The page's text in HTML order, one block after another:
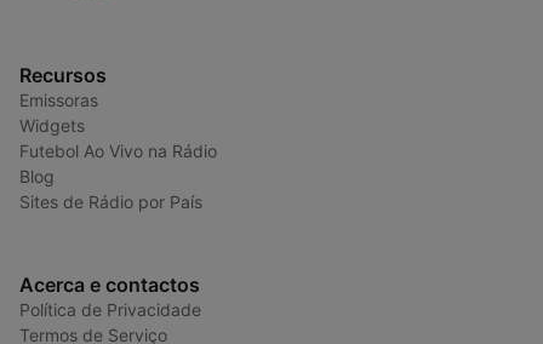
Recursos
Emissoras
Widgets
Futebol Ao Vivo na Rádio
Blog
Sites de Rádio por País
Acerca e contactos
Política de Privacidade
Termos de Serviço